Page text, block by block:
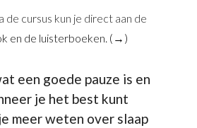
de cursus kun je direct aan de
en de luisterboeken. (→)
een goede pauze is en
je het best kunt
meer weten over slaap